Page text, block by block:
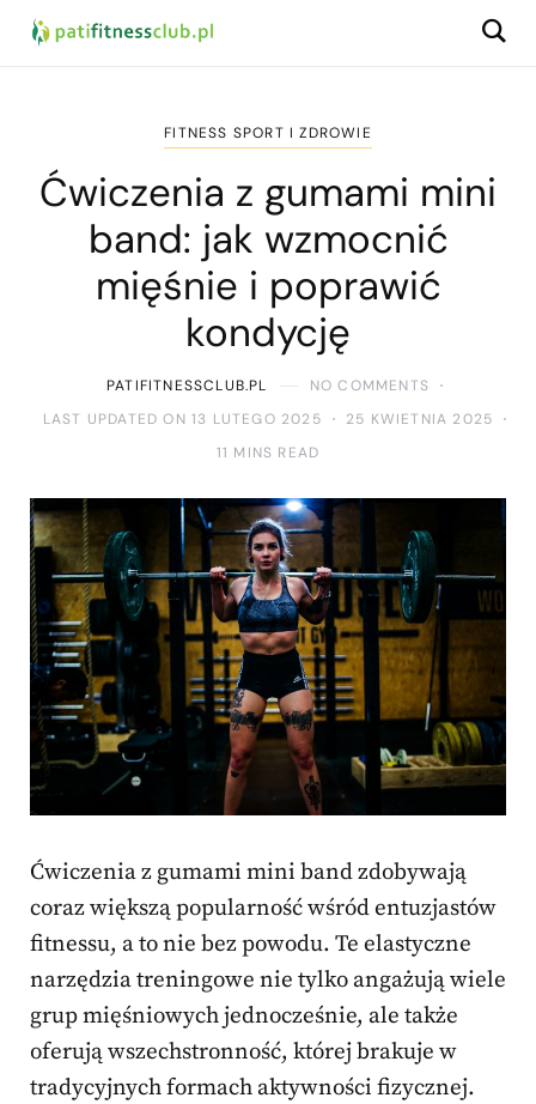
FITNESS SPORT I ZDROWIE
Ćwiczenia z gumami mini
band: jak wzmocnić
mięśnie i poprawić
kondycję
PATIFITNESSCLUB.PL
NO COMMENTS
LAST UPDATED ON 13 LUTEGO 2025
25 KWIETNIA 2025
11 MINS READ
Ćwiczenia z gumami mini band zdobywają
coraz większą popularność wśród entuzjastów
fitnessu, a to nie bez powodu. Te elastyczne
narzędzia treningowe nie tylko angażują wiele
grup mięśniowych jednocześnie, ale także
oferują wszechstronność, której brakuje w
tradycyjnych formach aktywności fizycznej.